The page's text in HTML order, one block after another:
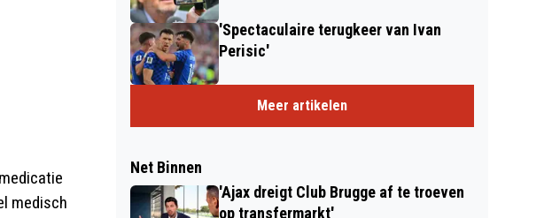
medisch
'Spectaculaire terugkeer van Ivan
Perisic'
Meer artikelen
Net Binnen
'Ajax dreigt Club Brugge af te troeven
op transfermarkt'